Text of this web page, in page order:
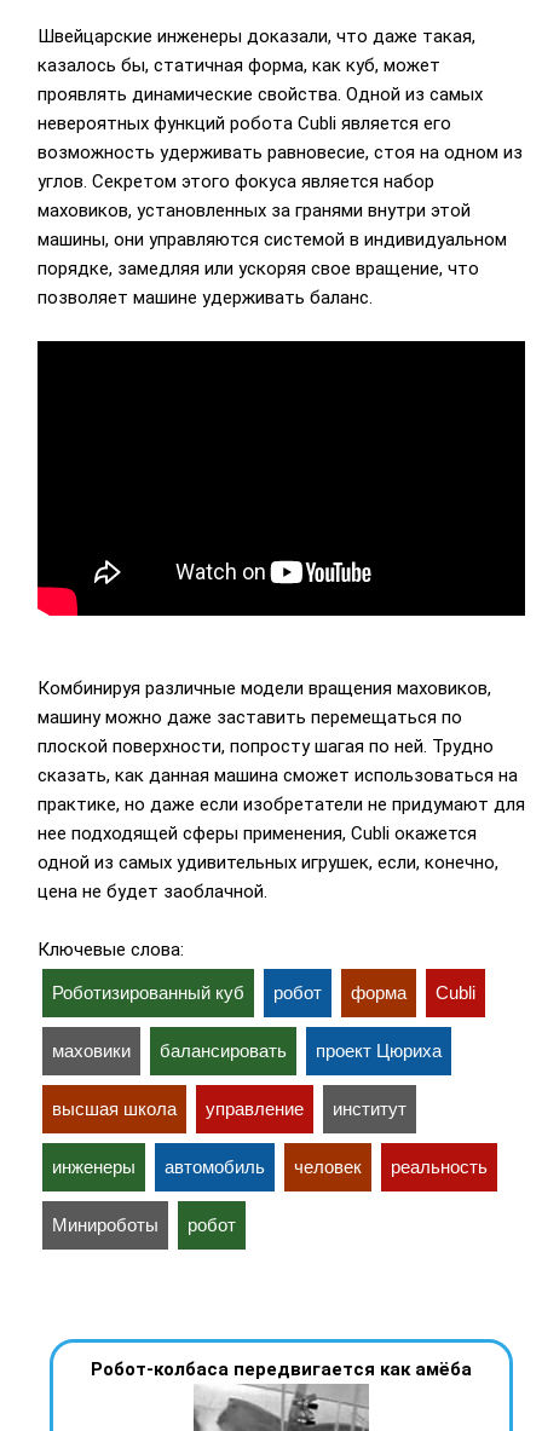
Швейцарские инженеры доказали, что даже такая,
казалось бы, статичная форма, как куб, может
проявлять динамические свойства. Одной из самых
невероятных функций робота Cubli является его
возможность удерживать равновесие, стоя на одном из
углов. Секретом этого фокуса является набор
маховиков, установленных за гранями внутри этой
машины, они управляются системой в индивидуальном
порядке, замедляя или ускоряя свое вращение, что
позволяет машине удерживать баланс.
Комбинируя различные модели вращения маховиков,
машину можно даже заставить перемещаться по
плоской поверхности, попросту шагая по ней. Трудно
сказать, как данная машина сможет использоваться на
практике, но даже если изобретатели не придумают для
нее подходящей сферы применения, Cubli окажется
одной из самых удивительных игрушек, если, конечно,
цена не будет заоблачной.
Ключевые слова:
Роботизированный куб робот форма Cubli
маховики балансировать проект Цюриха
высшая школа управление институт
инженеры автомобиль человек реальность
Минироботы робот
Робот-колбаса передвигается как амёба